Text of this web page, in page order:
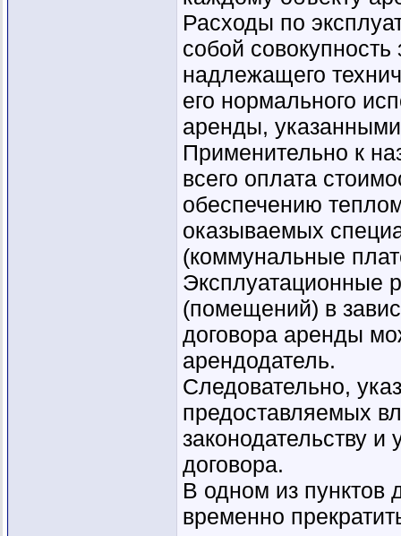
Расходы по
собой
надлежащего
его нормального
аренды,
Применительно к
всего оплата
обеспечению
оказываемых
(коммунальные
Эксплуатационные
(помещений) в
договора аренды
арендодатель.
Следовательно,
предоставляемых
законодательству
договора.
В одном из пунктов
временно